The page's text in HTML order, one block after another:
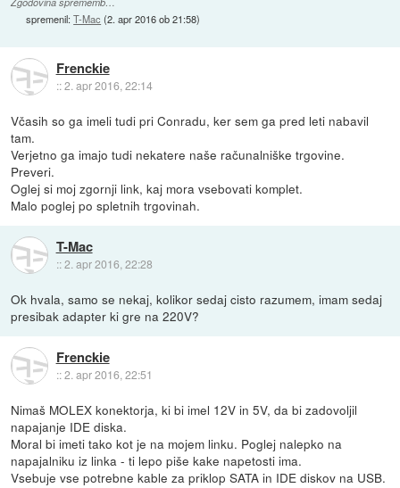
spremenil:T-Mac (2. apr 2016 ob 21:58)
Frenckie
::2. apr 2016, 22:14
Včasih so ga imeli tudi pri Conradu, ker sem ga pred leti nabavil
tam.
Verjetno ga imajo tudi nekatere naše računalniške trgovine.
Preveri.
Oglej si moj zgornji link, kaj mora vsebovati komplet.
Malo poglej po spletnih trgovinah.
T-Mac
::2. apr 2016, 22:28
Ok hvala, samo se nekaj, kolikor sedaj cisto razumem, imam sedaj
presibak adapter ki gre na 220V?
Frenckie
::2. apr 2016, 22:51
Nimaš MOLEX konektorja, ki bi imel 12V in 5V, da bi zadovoljil
napajanje IDE diska.
Moral bi imeti tako kot je na mojem linku. Poglej nalepko na
napajalniku iz linka - ti lepo piše kake napetosti ima.
Vsebuje vse potrebne kable za priklop SATA in IDE diskov na USB.